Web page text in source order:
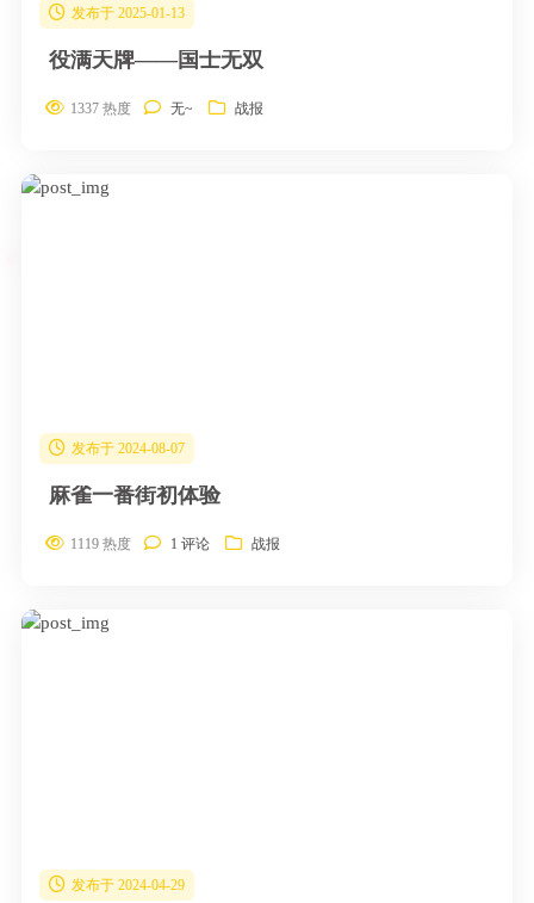
发布于 2025-01-13
役满天牌——国士无双
1337 热度 无~ 战报
发布于 2024-08-07
麻雀一番街初体验
1119 热度 1 评论 战报
发布于 2024-04-29